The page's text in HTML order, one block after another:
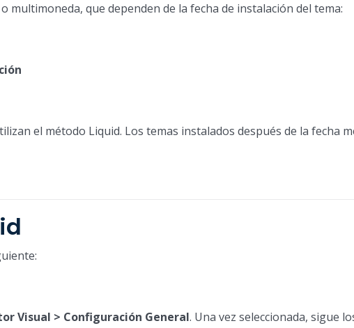
multimoneda, que dependen de la fecha de instalación del tema:
el método Liquid. Los temas instalados después de la fecha
Visual > Configuración General. Una vez seleccionada, sigue